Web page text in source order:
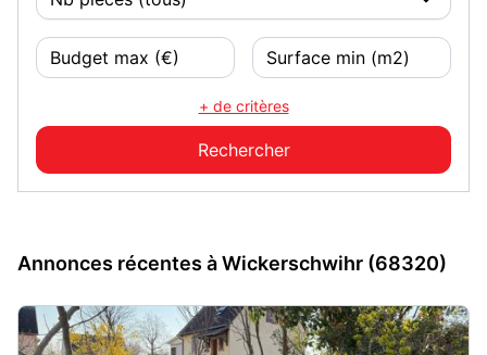
+ de critères
Annonces récentes à Wickerschwihr (68320)